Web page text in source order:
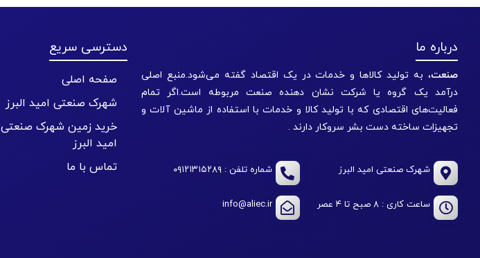
درباره ما
صنعت، به تولید کالاها و خدمات در یک اقتصاد گفته می‌شود.منبع اصلی
درآمد یک گروه یا شرکت نشان دهنده صنعت مربوطه است.اگر تمام
فعالیت‌های اقتصادی که با تولید کالا و خدمات با استفاده از ماشین آلات و
تجهیزات ساخته دست بشر سروکار دارند .
شهرک صنعتی امید البرز شماره تلفن : ۰۹۱۲۱۳۱۵۲۸۹
ساعت کاری : ۸ صبح تا ۴ عصر info@aliec.ir
دسترسی سریع
صفحه اصلی
شهرک صنعتی امید البرز
خرید زمین شهرک صنعتی
امید البرز
تماس با ما